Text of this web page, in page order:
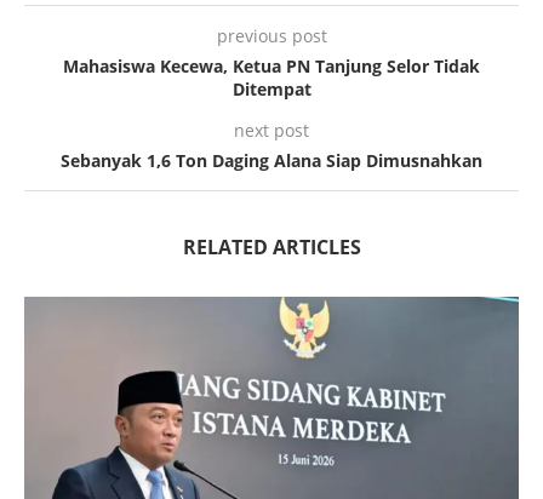
previous post
Mahasiswa Kecewa, Ketua PN Tanjung Selor Tidak
Ditempat
next post
Sebanyak 1,6 Ton Daging Alana Siap Dimusnahkan
RELATED ARTICLES